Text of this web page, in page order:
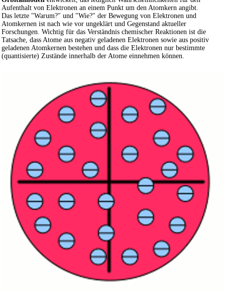
Aufenthalt von Elektronen an einem Punkt um den Atomkern angibt.
Das letzte "Warum?" und "Wie?" der Bewegung von Elektronen und
Atomkernen ist nach wie vor ungeklärt und Gegenstand aktueller
Forschungen. Wichtig für das Verständnis chemischer Reaktionen ist die
Tatsache, dass Atome aus negativ geladenen Elektronen sowie aus positiv
geladenen Atomkernen bestehen und dass die Elektronen nur bestimmte
(quantisierte) Zustände innerhalb der Atome einnehmen können.